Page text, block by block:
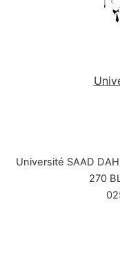
Université SAAD
270